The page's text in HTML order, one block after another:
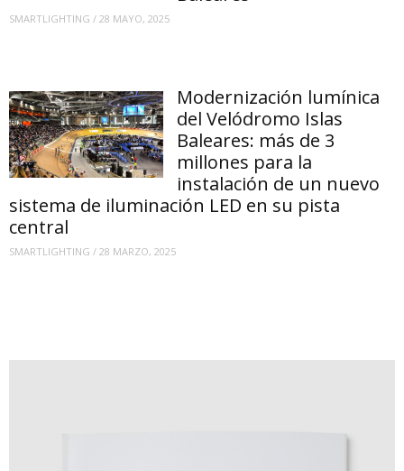
SMARTLIGHTING / 28 MAYO, 2025
Modernización lumínica
del Velódromo Islas
Baleares: más de 3
millones para la
instalación de un nuevo
sistema de iluminación LED en su pista
central
SMARTLIGHTING / 28 MARZO, 2025